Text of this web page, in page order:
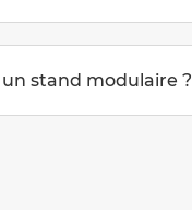
un stand modulaire ?